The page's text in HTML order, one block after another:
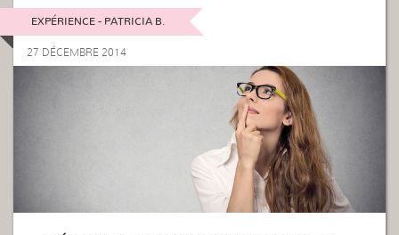
EXPÉRIENCE - PATRICIA B.
27 DÉCEMBRE 2014